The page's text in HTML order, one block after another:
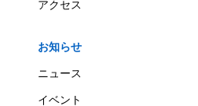
アクセス
お知らせ
ニュース
イベント